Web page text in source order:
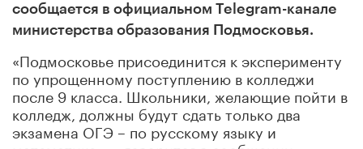
сообщается в официальном Telegram-канале
министерства образования Подмосковья.
«Подмосковье присоединится к эксперименту
по упрощенному поступлению в колледжи
после 9 класса. Школьники, желающие пойти в
колледж, должны будут сдать только два
экзамена ОГЭ – по русскому языку и